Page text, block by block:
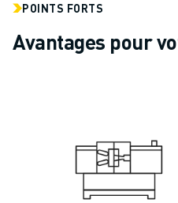
TOUTES LES APPLICATIONS
SOUDAGE À L'ARC
PERÇAGE ET TARAUDAGE À
MOULAGE PAR INJECTION
ENTRETIEN DES MACHINES
POINTS FORTS
Avantages pour